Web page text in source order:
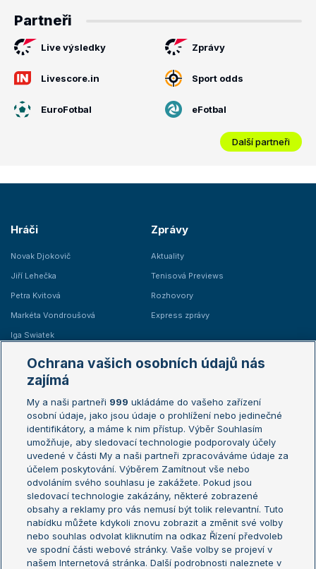
Partneři
Live výsledky Zprávy
Livescore.in Sport odds
EuroFotbal eFotbal
Další partneři
Hráči
Novak Djokovič
Jiří Lehečka
Petra Kvitová
Markéta Vondroušová
Iga Swiatek
Zprávy
Aktuality
Tenisová Previews
Rozhovory
Express zprávy
Žebříčky
Žebříček ATP (muži)
Žebříček WTA (ženy)
Sázkařský žebříček
Australian Open
French Open
Wimbledon
US Open
Turnaj mistrů
Turnaj mistryň
Aktualní trendy
Fotbalové přestupy
Ochrana vašich osobních údajů nás
zajímá
My a naši partneři 999 ukládáme do vašeho zařízení
osobní údaje, jako jsou údaje o prohlížení nebo jedinečné
identifikátory, a máme k nim přístup. Výběr Souhlasím
umožňuje, aby sledovací technologie podporovaly účely
uvedené v části My a naši partneři zpracováváme údaje za
účelem poskytování. Výběrem Zamítnout vše nebo
odvoláním svého souhlasu je zakážete. Pokud jsou
sledovací technologie zakázány, některé zobrazené
obsahy a reklamy pro vás nemusí být tolik relevantní. Tuto
nabídku můžete kdykoli znovu zobrazit a změnit své volby
nebo souhlas odvolat kliknutím na odkaz Řízení předvoleb
ve spodní části webové stránky. Vaše volby se projeví v
našem Internetová stránka. Další podrobnosti naleznete v